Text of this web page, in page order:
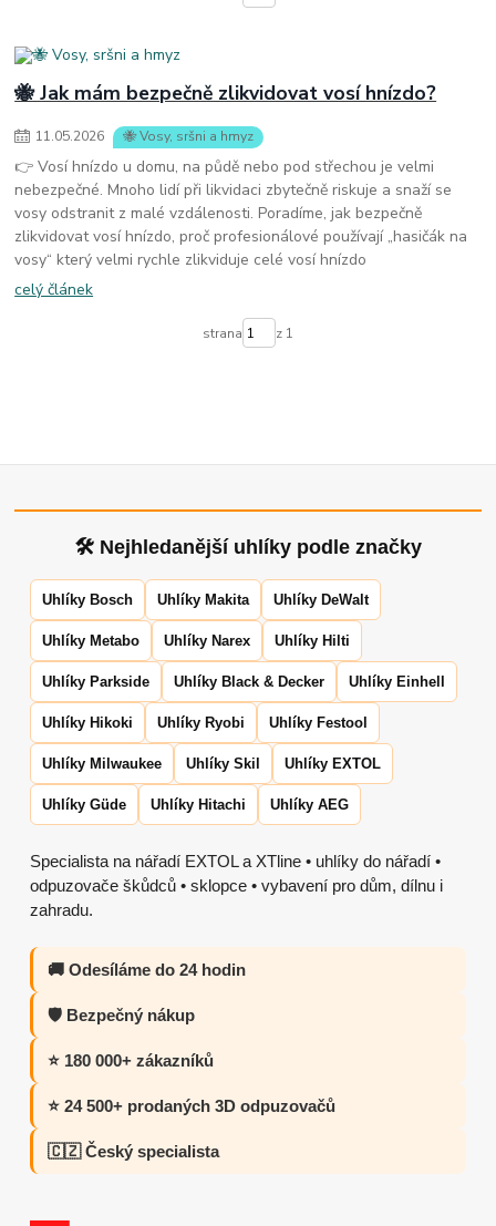
🐝 Jak mám bezpečně zlikvidovat vosí hnízdo?
11.05.2026 🐝 Vosy, sršni a hmyz
👉 Vosí hnízdo u domu, na půdě nebo pod střechou je velmi
nebezpečné. Mnoho lidí při likvidaci zbytečně riskuje a snaží se
vosy odstranit z malé vzdálenosti. Poradíme, jak bezpečně
zlikvidovat vosí hnízdo, proč profesionálové používají „hasičák na
vosy“ který velmi rychle zlikviduje celé vosí hnízdo
celý článek
strana z 1
🛠 Nejhledanější uhlíky podle značky
Uhlíky Bosch Uhlíky Makita Uhlíky DeWalt
Uhlíky Metabo Uhlíky Narex Uhlíky Hilti
Uhlíky Parkside Uhlíky Black & Decker Uhlíky Einhell
Uhlíky Hikoki Uhlíky Ryobi Uhlíky Festool
Uhlíky Milwaukee Uhlíky Skil Uhlíky EXTOL
Uhlíky Güde Uhlíky Hitachi Uhlíky AEG
Specialista na nářadí EXTOL a XTline • uhlíky do nářadí •
odpuzovače škůdců • sklopce • vybavení pro dům, dílnu i
zahradu.
🚚 Odesíláme do 24 hodin
🛡️ Bezpečný nákup
⭐ 180 000+ zákazníků
⭐ 24 500+ prodaných 3D odpuzovačů
🇨🇿 Český specialista